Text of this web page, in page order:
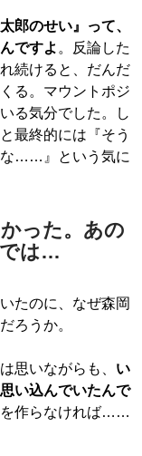
郎のせい』って、
ですよ 。反論した
続けると、だんだ
る。マウントポジ
る気分でした。し
最終的には『そう
な……』という気に
った。あの
では…
たのに、なぜ森岡
ろうか。
思いながらも、 い
い込んでいたんで
を作らなければ……